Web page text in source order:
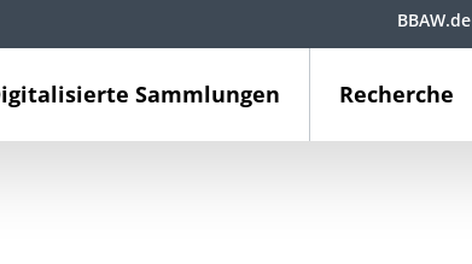
Sammlungen Recherche
BBAW.de